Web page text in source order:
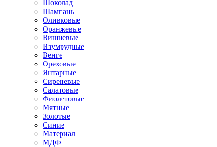
Шоколад
Шампань
Оливковые
Оранжевые
Вишневые
Изумрудные
Венге
Ореховые
Янтарные
Сиреневые
Салатовые
Фиолетовые
Мятные
Золотые
Синие
Материал
МДФ